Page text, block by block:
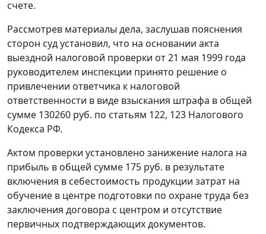
счете.
Рассмотрев материалы дела, заслушав пояснения
сторон суд установил, что на основании акта
выездной налоговой проверки от 21 мая 1999 года
руководителем инспекции принято решение о
привлечении ответчика к налоговой
ответственности в виде взыскания штрафа в общей
сумме 130260 руб. по статьям 122, 123 Налогового
Кодекса РФ.
Актом проверки установлено занижение налога на
прибыль в общей сумме 175 руб. в результате
включения в себестоимость продукции затрат на
обучение в центре подготовки по охране труда без
заключения договора с центром и отсутствие
первичных подтверждающих документов.